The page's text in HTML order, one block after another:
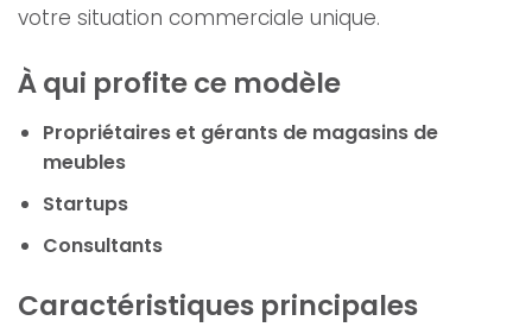
votre situation commerciale unique.
À qui profite ce modèle
Propriétaires et gérants de magasins de
meubles
Startups
Consultants
Caractéristiques principales